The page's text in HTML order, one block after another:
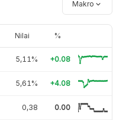
Makro
Nilai %
5,11% +0.08
5,61% +4.08
0,38 0.00